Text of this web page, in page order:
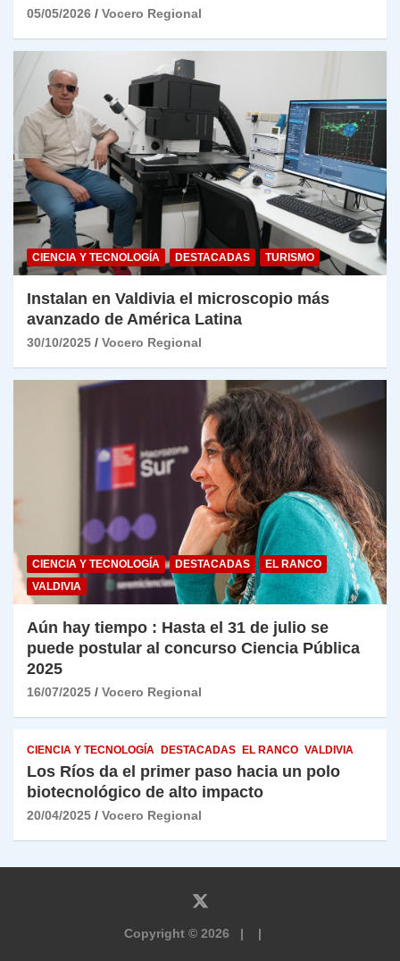
05/05/2026 Vocero Regional
CIENCIA Y TECNOLOGÍA DESTACADAS TURISMO
Instalan en Valdivia el microscopio más
avanzado de América Latina
30/10/2025 Vocero Regional
CIENCIA Y TECNOLOGÍA DESTACADAS
EL RANCO
VALDIVIA
Aún hay tiempo : Hasta el 31 de julio se
puede postular al concurso Ciencia Pública
2025
16/07/2025 Vocero Regional
CIENCIA Y TECNOLOGÍA DESTACADAS EL RANCO VALDIVIA
Los Ríos da el primer paso hacia un polo
biotecnológico de alto impacto
20/04/2025 Vocero Regional
Copyright © 2026